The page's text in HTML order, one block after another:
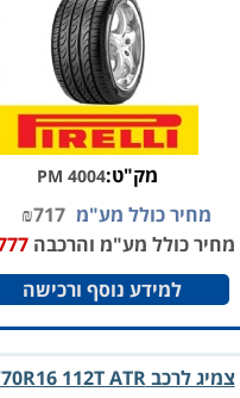
מק"ט:PM 4004
מחיר כולל מע"מ ₪717
מחיר כולל מע"מ והרכבה
₪777
למידע נוסף ורכישה
צמיג לרכב 265/70R16 112T ATR